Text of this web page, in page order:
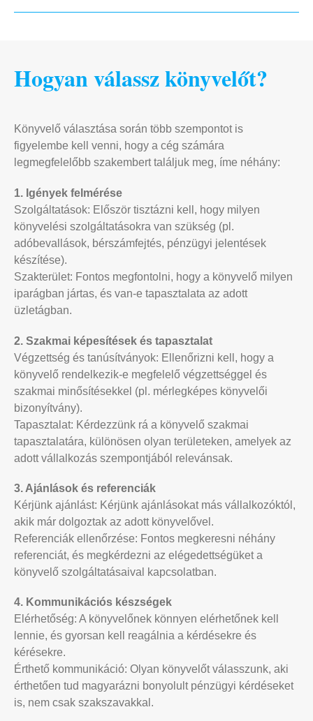
Hogyan válassz könyvelőt?
Könyvelő választása során több szempontot is
figyelembe kell venni, hogy a cég számára
legmegfelelőbb szakembert találjuk meg, íme néhány:
1. Igények felmérése
Szolgáltatások: Először tisztázni kell, hogy milyen
könyvelési szolgáltatásokra van szükség (pl.
adóbevallások, bérszámfejtés, pénzügyi jelentések
készítése).
Szakterület: Fontos megfontolni, hogy a könyvelő milyen
iparágban jártas, és van-e tapasztalata az adott
üzletágban.
2. Szakmai képesítések és tapasztalat
Végzettség és tanúsítványok: Ellenőrizni kell, hogy a
könyvelő rendelkezik-e megfelelő végzettséggel és
szakmai minősítésekkel (pl. mérlegképes könyvelői
bizonyítvány).
Tapasztalat: Kérdezzünk rá a könyvelő szakmai
tapasztalatára, különösen olyan területeken, amelyek az
adott vállalkozás szempontjából relevánsak.
3. Ajánlások és referenciák
Kérjünk ajánlást: Kérjünk ajánlásokat más vállalkozóktól,
akik már dolgoztak az adott könyvelővel.
Referenciák ellenőrzése: Fontos megkeresni néhány
referenciát, és megkérdezni az elégedettségüket a
könyvelő szolgáltatásaival kapcsolatban.
4. Kommunikációs készségek
Elérhetőség: A könyvelőnek könnyen elérhetőnek kell
lennie, és gyorsan kell reagálnia a kérdésekre és
kérésekre.
Érthető kommunikáció: Olyan könyvelőt válasszunk, aki
érthetően tud magyarázni bonyolult pénzügyi kérdéseket
is, nem csak szakszavakkal.